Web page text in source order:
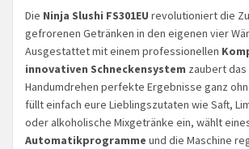
Die Ninja Slushi FS301EU revolutioniert die
gefrorenen Getränken in den eigenen vier
Ausgestattet mit einem professionellen
innovativen Schneckensystem zaubert das
Handumdrehen perfekte Ergebnisse ganz
füllt einfach eure Lieblingszutaten wie Saft,
oder alkoholische Mixgetränke ein, wählt
Automatikprogramme und die Maschine